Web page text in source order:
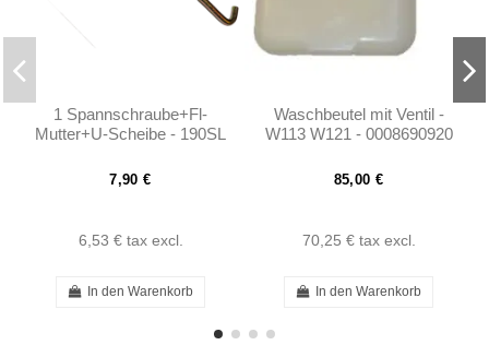
1 Spannschraube+Fl-
Mutter+U-Scheibe - 190SL
7,90 €
6,53 € tax excl.
In den Warenkorb
Waschbeutel mit Ventil -
W113 W121 - 0008690920
85,00 €
70,25 € tax excl.
In den Warenkorb